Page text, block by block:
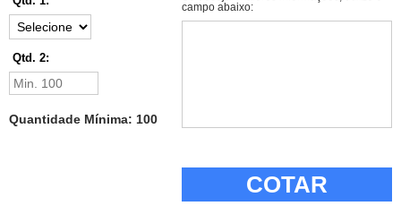
Qtd. 2:
Quantidade Mínima: 100
campo abaixo:
COTAR